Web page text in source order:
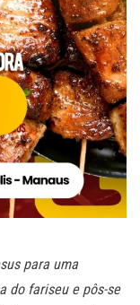
para uma
do fariseu e pôs-se